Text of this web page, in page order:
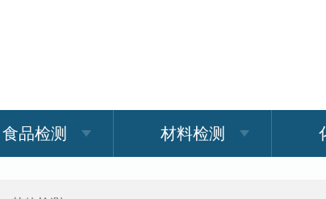
食品检测 材料检测